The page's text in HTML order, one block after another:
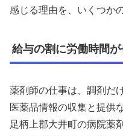
感じる理由を、いくつか
給与の割に労働時間
薬剤師の仕事は、調剤だ
医薬品情報の収集と提供
足柄上郡大井町の病院薬